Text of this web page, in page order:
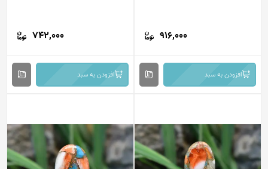
916,000
افزودن به سبد
742,000
افزودن به سبد